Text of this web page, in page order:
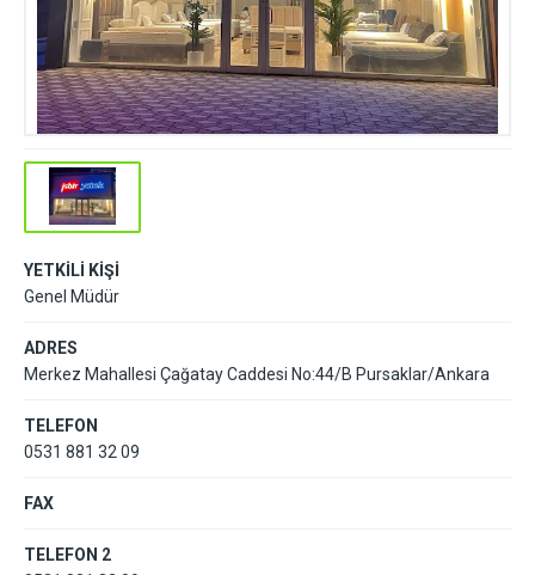
YETKİLİ KİŞİ
Genel Müdür
ADRES
Merkez Mahallesi Çağatay Caddesi No:44/B Pursaklar/Ankara
TELEFON
0531 881 32 09
FAX
TELEFON 2